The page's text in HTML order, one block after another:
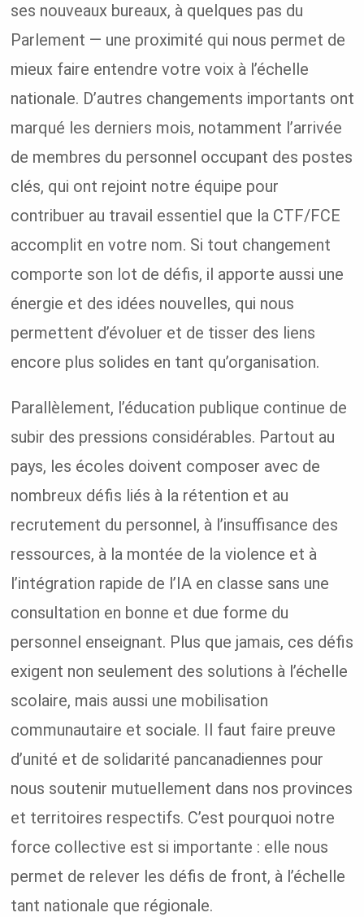
ses nouveaux bureaux, à quelques pas du
Parlement — une proximité qui nous permet de
mieux faire entendre votre voix à l’échelle
nationale. D’autres changements importants ont
marqué les derniers mois, notamment l’arrivée
de membres du personnel occupant des postes
clés, qui ont rejoint notre équipe pour
contribuer au travail essentiel que la CTF/FCE
accomplit en votre nom. Si tout changement
comporte son lot de défis, il apporte aussi une
énergie et des idées nouvelles, qui nous
permettent d’évoluer et de tisser des liens
encore plus solides en tant qu’organisation.
Parallèlement, l’éducation publique continue de
subir des pressions considérables. Partout au
pays, les écoles doivent composer avec de
nombreux défis liés à la rétention et au
recrutement du personnel, à l’insuffisance des
ressources, à la montée de la violence et à
l’intégration rapide de l’IA en classe sans une
consultation en bonne et due forme du
personnel enseignant. Plus que jamais, ces défis
exigent non seulement des solutions à l’échelle
scolaire, mais aussi une mobilisation
communautaire et sociale. Il faut faire preuve
d’unité et de solidarité pancanadiennes pour
nous soutenir mutuellement dans nos provinces
et territoires respectifs. C’est pourquoi notre
force collective est si importante : elle nous
permet de relever les défis de front, à l’échelle
tant nationale que régionale.